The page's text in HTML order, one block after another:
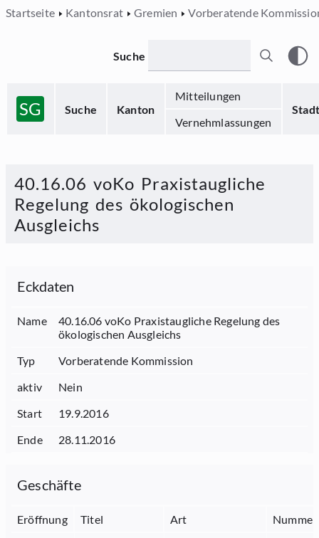
Startseite Kantonsrat Gremien Vorberatende
SG Suche Kanton
Mitteilungen
Stadt
Vernehmlassungen
Suche
40.16.06 voKo Praxistaugliche
Regelung des ökologischen
Ausgleichs
Eckdaten
Name
40.16.06 voKo Praxistaugliche Regelung des
ökologischen Ausgleichs
Typ
Vorberatende Kommission
aktiv
Nein
Start
19.9.2016
Ende
28.11.2016
Geschäfte
Eröffnung Titel Art
Nummer